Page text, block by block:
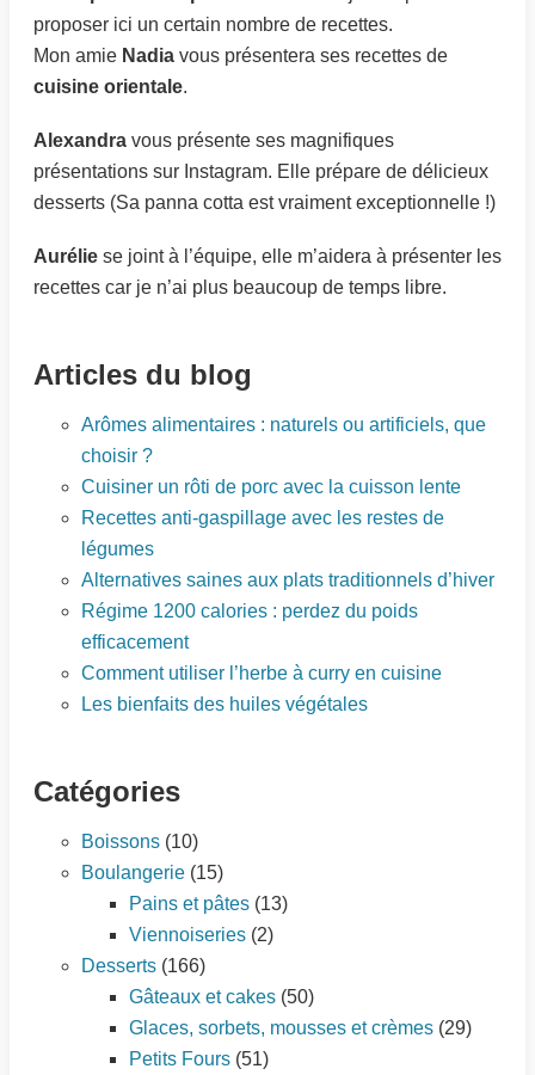
proposer ici un certain nombre de recettes.
Mon amie Nadia vous présentera ses recettes de
cuisine orientale.
Alexandra vous présente ses magnifiques
présentations sur Instagram. Elle prépare de délicieux
desserts (Sa panna cotta est vraiment exceptionnelle !)
Aurélie se joint à l’équipe, elle m’aidera à présenter les
recettes car je n’ai plus beaucoup de temps libre.
Articles du blog
Arômes alimentaires : naturels ou artificiels, que
choisir ?
Cuisiner un rôti de porc avec la cuisson lente
Recettes anti-gaspillage avec les restes de
légumes
Alternatives saines aux plats traditionnels d’hiver
Régime 1200 calories : perdez du poids
efficacement
Comment utiliser l’herbe à curry en cuisine
Les bienfaits des huiles végétales
Catégories
Boissons (10)
Boulangerie (15)
Pains et pâtes (13)
Viennoiseries (2)
Desserts (166)
Gâteaux et cakes (50)
Glaces, sorbets, mousses et crèmes (29)
Petits Fours (51)